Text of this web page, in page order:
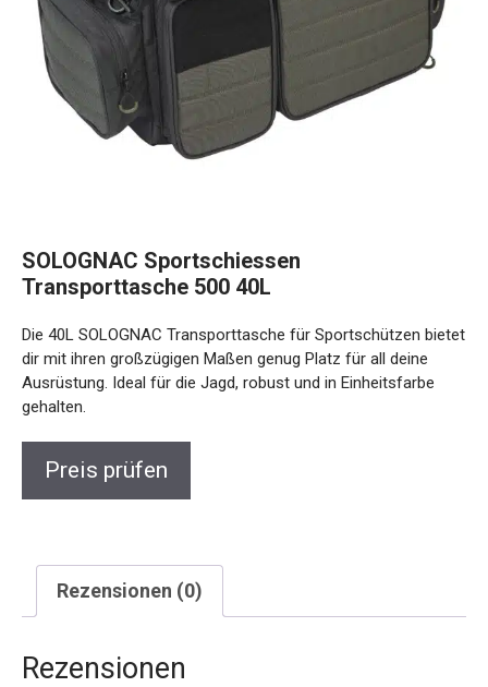
SOLOGNAC Sportschiessen
Transporttasche 500 40L
Die 40L SOLOGNAC Transporttasche für Sportschützen bietet
dir mit ihren großzügigen Maßen genug Platz für all deine
Ausrüstung. Ideal für die Jagd, robust und in Einheitsfarbe
gehalten.
Preis prüfen
Rezensionen (0)
Rezensionen